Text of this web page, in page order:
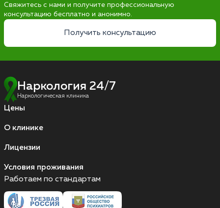
Свяжитесь с нами и получите профессиональную
консультацию бесплатно и анонимно.
Получить консультацию
Наркология 24/7
Наркологическая клиника
Цены
О клинике
Лицензии
Условия проживания
Работаем по стандартам